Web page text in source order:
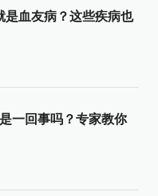
是血友病？这些疾病也
一回事吗？专家教你